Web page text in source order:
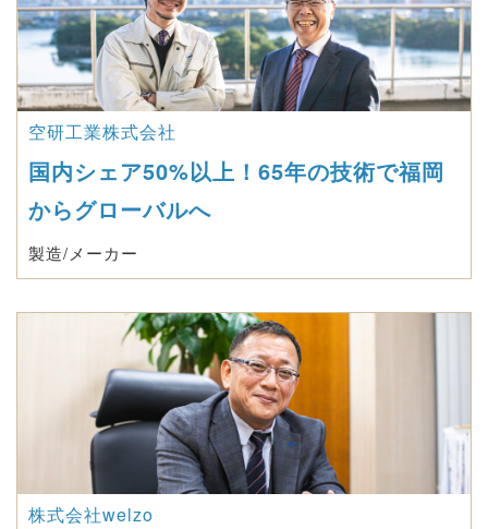
空研工業株式会社
国内シェア50%以上！65年の技術で福岡
からグローバルへ
製造/メーカー
株式会社welzo